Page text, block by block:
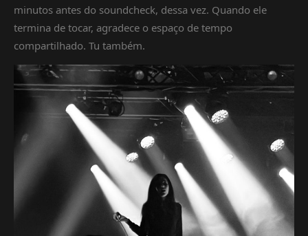
minutos antes do soundcheck, dessa vez. Quando ele
termina de tocar, agradece o espaço de tempo
compartilhado. Tu também.